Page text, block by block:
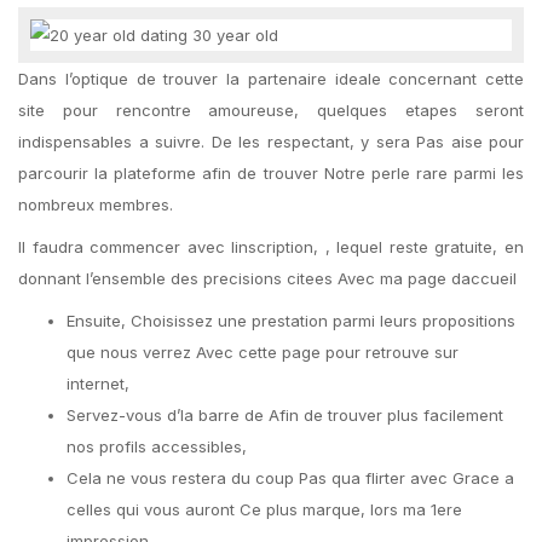
Dans l’optique de trouver la partenaire ideale concernant cette
site pour rencontre amoureuse, quelques etapes seront
indispensables a suivre. De les respectant, y sera Pas aise pour
parcourir la plateforme afin de trouver Notre perle rare parmi les
nombreux membres.
Il faudra commencer avec linscription, , lequel reste gratuite, en
donnant l’ensemble des precisions citees Avec ma page daccueil
Ensuite, Choisissez une prestation parmi leurs propositions
que nous verrez Avec cette page pour retrouve sur
internet,
Servez-vous d’la barre de Afin de trouver plus facilement
nos profils accessibles,
Cela ne vous restera du coup Pas qua flirter avec Grace a
celles qui vous auront Ce plus marque, lors ma 1ere